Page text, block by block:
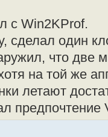
с Win2KProf.
сделал один
что две
на той же
летают
предпочтение